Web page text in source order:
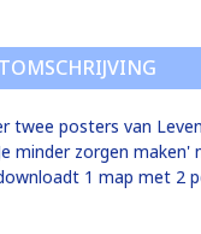
twee posters van
minder zorgen maken'
1 map met 2